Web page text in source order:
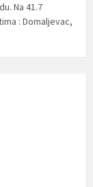
Na 41.7
: Domaljevac,